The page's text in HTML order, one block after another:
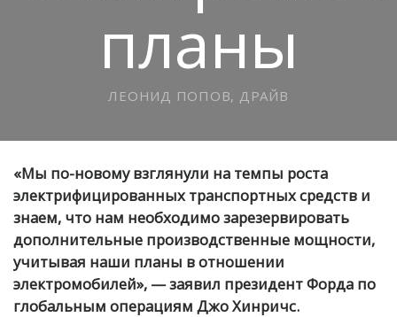
планы
ЛЕОНИД ПОПОВ, ДРАЙВ
«Мы по-новому взглянули на темпы роста
электрифицированных транспортных средств и
знаем, что нам необходимо зарезервировать
дополнительные производственные мощности,
учитывая наши планы в отношении
электромобилей», — заявил президент Форда по
глобальным операциям Джо Хинричс.